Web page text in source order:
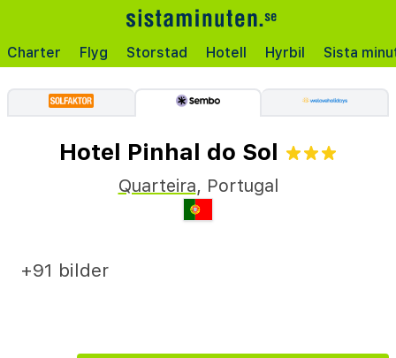
Charter Flyg Storstad Hotell Hyrbil Sista
Hotel Pinhal do Sol
Quarteira, Portugal
+91 bilder